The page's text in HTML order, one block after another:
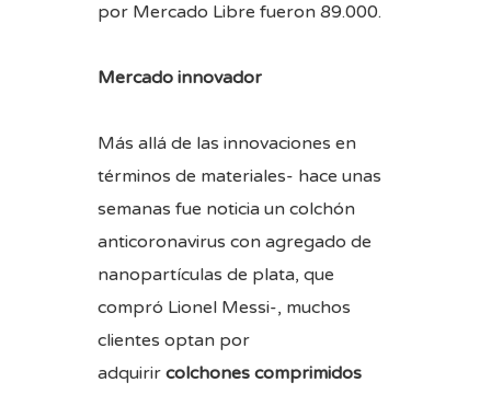
por Mercado Libre fueron 89.000.
Mercado innovador
Más allá de las innovaciones en
términos de materiales- hace unas
semanas fue noticia un colchón
anticoronavirus con agregado de
nanopartículas de plata, que
compró Lionel Messi-, muchos
clientes optan por
adquirir colchones comprimidos